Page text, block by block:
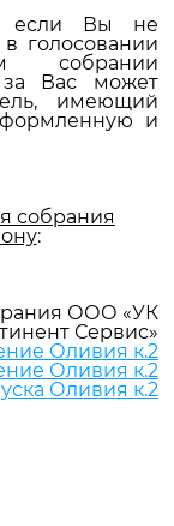
если Вы не
голосовании
собрании
за Вас может
имеющий
и
собрания
:
ООО «УК
Сервис»
Оливия к.2
Оливия к.2
Оливия к.2